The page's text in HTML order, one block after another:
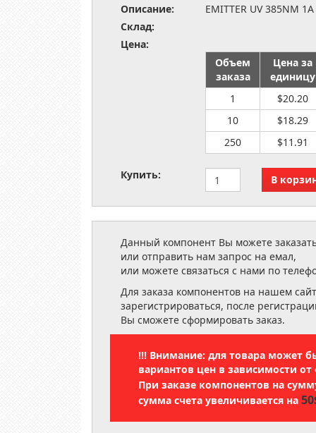
Описание:
EMITTER UV 385NM
Склад:
Цена:
Объем
заказа
Цена за
единицу
1
$20.20
10
$18.29
250
$11.91
Купить:
Данный компонент Вы можете
или отправить нам запрос на емал,
или можете связаться с нами по
Для заказа компонентов на нашем
зарегистрироваться, после
Вы сможете сформировать заказ.
!!! Внимание: для товара может
вариантов цен в зависимости от
При заказе компонентов на
сумма счета увеличивается на